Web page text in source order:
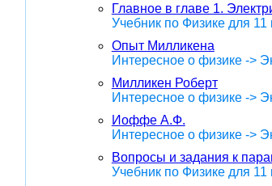
Главное в главе 1.
Учебник по Физике для 11
Опыт Милликена
Интересное о физике ->
Милликен Роберт
Интересное о физике ->
Иоффе А.Ф.
Интересное о физике ->
Вопросы и задания к
Учебник по Физике для 11